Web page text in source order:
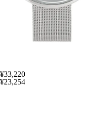
¥33,220
¥23,254